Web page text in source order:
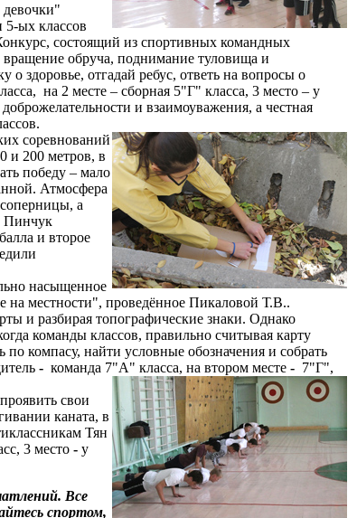
ых классов
состоящий из спортивных командных
обруча, поднимание туловища и
о здоровье, отгадай ребус, ответь на вопросы о
на 2 месте – сборная 5"Г" класса, 3 место – у
и взаимоуважения, а честная
соревнований
и 200 метров, в
победу – мало
Атмосфера
а
Пинчук
и второе
насыщенное
на местности", проведённое Пикаловой Т.В..
и разбирая топографические знаки. Однако
команды классов, правильно считывая карту
компасу, найти условные обозначения и собрать
- команда 7"А" класса, на втором месте - 7"Г",
свои
каната, в
Тян
3 место - у
Все
спортом,